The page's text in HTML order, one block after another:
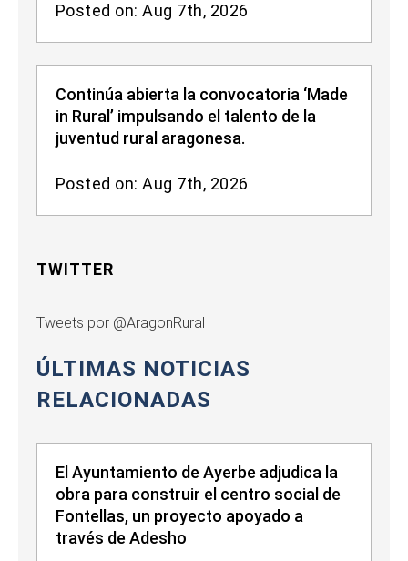
Posted on: Aug 7th, 2026
Continúa abierta la convocatoria ‘Made
in Rural’ impulsando el talento de la
juventud rural aragonesa.
Posted on: Aug 7th, 2026
TWITTER
Tweets por @AragonRural
ÚLTIMAS NOTICIAS
RELACIONADAS
El Ayuntamiento de Ayerbe adjudica la
obra para construir el centro social de
Fontellas, un proyecto apoyado a
través de Adesho